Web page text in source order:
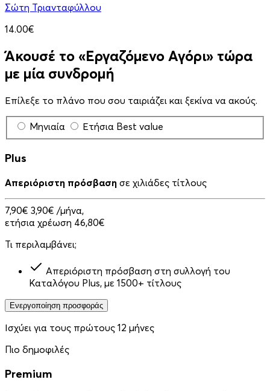
Σώτη Τριανταφύλλου
14.00€
Άκουσέ το «Εργαζόμενο Αγόρι» τώρα
με μία συνδρομή
Επίλεξε το πλάνο που σου ταιριάζει και ξεκίνα να ακούς.
Μηνιαία Ετήσια Best value
Plus
Απεριόριστη πρόσβαση σε χιλιάδες τίτλους
7,90€ 3,90€ /μήνα,
ετήσια χρέωση 46,80€
Τι περιλαμβάνει;
Απεριόριστη πρόσβαση στη συλλογή του
Καταλόγου Plus, με 1500+ τίτλους
Ενεργοποίηση προσφοράς
Ισχύει για τους πρώτους 12 μήνες
Πιο δημοφιλές
Premium